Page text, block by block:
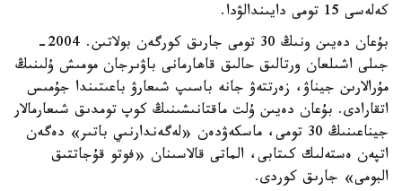
كەلەسى 15 تومى دايىندالۋدا.
بۇعان دەيىن ونىڭ 30 تومى جارىق كورگەن بولاتىن. 2004-
جىلى اشىلعان ورتالىق حالىق قاھارمانى باۋىرجان مومىش ۇلىنىڭ
مۇرالارىن جيناۋ، زەرتتەۋ جانە باسىپ شىعارۋ باعىتىندا جۇمىس
اتقارادى. بۇعان دەيىن ۇلت ماقتانىشىنىڭ كوپ تومدىق شىعارمالار
جيناعىنىڭ 30 تومى، ماسكەۋدەن «لەگەندارنىي باتىر» دەگەن
اتپەن ەستەلىك كىتابى، الماتى قالاسىنان «فوتو قۇجاتتىق
البومى» جارىق كوردى.